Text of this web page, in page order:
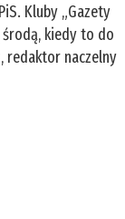
Kluby „Gazety
środą, kiedy to do
redaktor naczelny